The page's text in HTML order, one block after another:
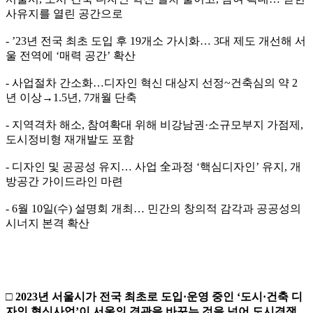
사유지를 열린 공간으로
- ’23년 전국 최초 도입 후 19개소 가시화… 3대 제도 개선해 서
울 전역에 ‘매력 공간’ 확산
- 사업절차 간소화…디자인 혁신 대상지 선정~건축심의 약 2
년 이상→1.5년, 7개월 단축
- 지역격차 해소, 참여확대 위해 비강남권·소규모부지 가점제,
도시정비형 재개발도 포함
- 디자인 및 공공성 유지… 사업 全과정 ‘핵심디자인’ 유지, 개
방공간 가이드라인 마련
- 6월 10일(수) 설명회 개최… 민간의 창의적 감각과 공공성의
시너지 본격 확산
□ 2023년 서울시가 전국 최초로 도입·운영 중인 ‘도시 ·건축 디